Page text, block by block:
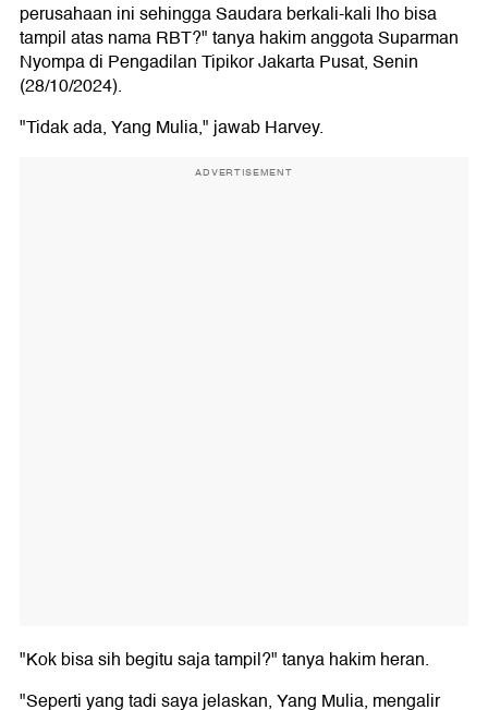
perusahaan ini sehingga Saudara berkali-kali lho bisa
tampil atas nama RBT?" tanya hakim anggota Suparman
Nyompa di Pengadilan Tipikor Jakarta Pusat, Senin
(28/10/2024).
"Tidak ada, Yang Mulia," jawab Harvey.
ADVERTISEMENT
"Kok bisa sih begitu saja tampil?" tanya hakim heran.
"Seperti yang tadi saya jelaskan, Yang Mulia, mengalir